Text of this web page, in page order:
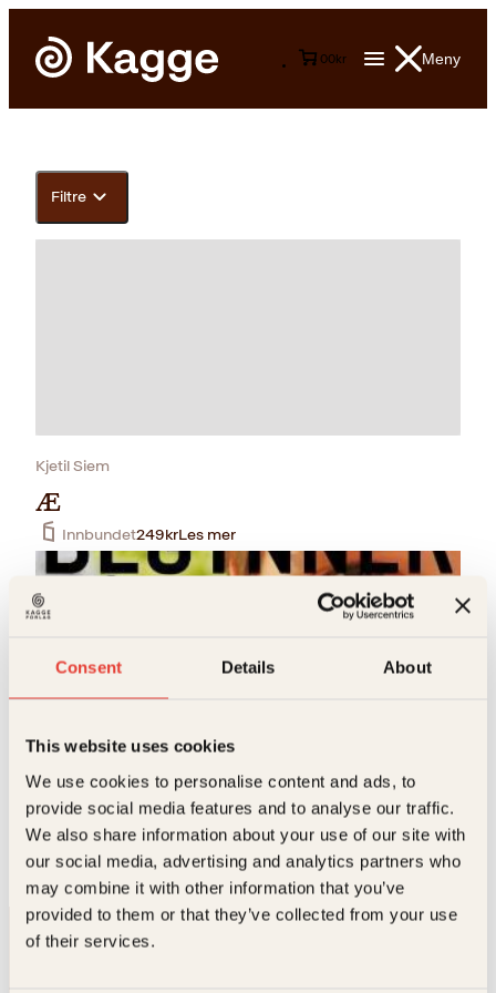
Consent Details About
This website uses cookies
We use cookies to personalise content and ads, to
provide social media features and to analyse our traffic.
We also share information about your use of our site with
our social media, advertising and analytics partners who
may combine it with other information that you’ve
provided to them or that they’ve collected from your use
of their services.
Meny
00kr
Filtre
Kjetil Siem
Æ
Innbundet249krLes mer
Kjetil Siem
Begynner på P
Innbundet 299krLes mer